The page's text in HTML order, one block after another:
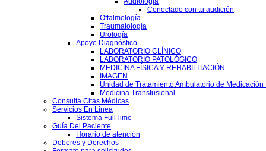
Conectado con tu audición
Oftalmología
Traumatología
Urología
Apoyo Diagnóstico
LABORATORIO CLÍNICO
LABORATORIO PATOLÓGICO
MEDICINA FÍSICA Y REHABILITACIÓN
IMAGEN
Unidad de Tratamiento Ambulatorio de Medicación
Medicina Transfusional
Consulta Citas Médicas
Servicios En Linea
Sistema FullTime
Guía Del Paciente
Horario de atención
Deberes y Derechos